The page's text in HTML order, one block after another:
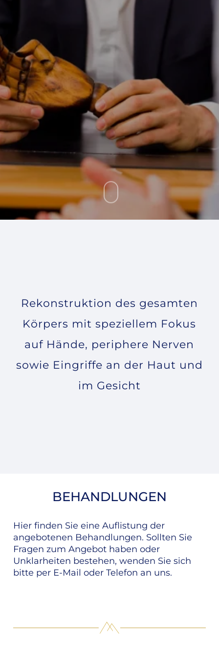
Rekonstruktion des gesamten
Körpers mit speziellem Fokus
auf Hände, periphere Nerven
sowie Eingriffe an der Haut und
im Gesicht
BEHANDLUNGEN
Hier finden Sie eine Auflistung der
angebotenen Behandlungen. Sollten Sie
Fragen zum Angebot haben oder
Unklarheiten bestehen, wenden Sie sich
bitte per E-Mail oder Telefon an uns.